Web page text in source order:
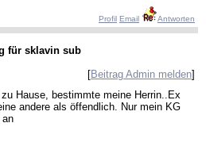
Profil Email Antworten
für sklavin sub
[Beitrag Admin melden]
zu Hause, bestimmte meine Herrin..Ex
andere als öffendlich. Nur mein KG
an